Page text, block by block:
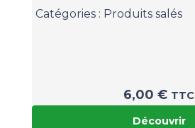
Catégories : Produits salés
6,00 € TTC
Découvrir